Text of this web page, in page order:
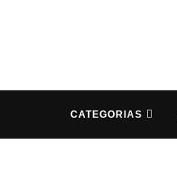
CATEGORIAS